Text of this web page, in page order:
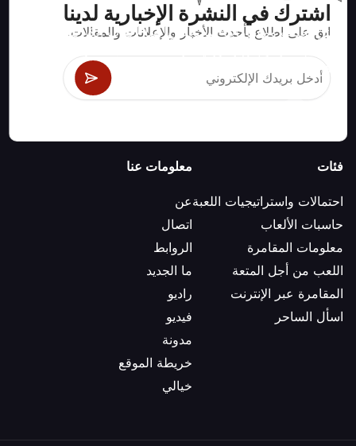
اشترك في النشرة الإخبارية لدينا
ابق على اطلاع بأحدث الأخبار والإعلانات والمقالات.
استراتيجيات ومعلومات صحيحة رياضيا لألعاب الكازينو مثل
يمكن لعبها.
فئات
احتمالات واستراتيجيات اللعبة
حاسبات الألعاب
معلومات المقامرة
اللعب من أجل المتعة
المقامرة عبر الإنترنت
اسأل الساحر
معلومات عنا
عن
اتصال
الروابط
ما الجديد
راديو
فيديو
مدونة
خريطة الموقع
خيالي